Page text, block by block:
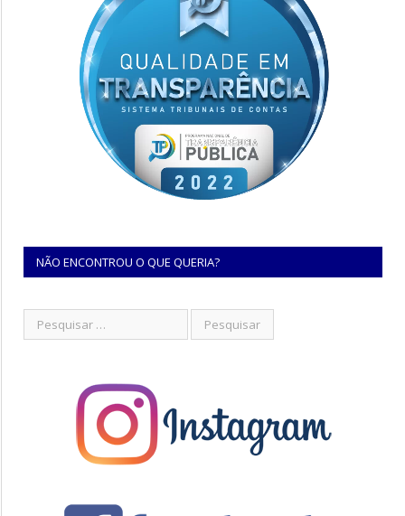
NÃO ENCONTROU O QUE QUERIA?